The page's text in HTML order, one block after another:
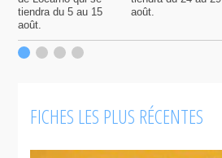
tiendra du 5 au 15
août.
août.
FICHES LES PLUS RÉCENTES